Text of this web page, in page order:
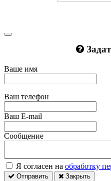
Ваше имя
Ваш телефон
Ваш E-mail
Сообщение
Я согласен на обработку
Отправить Закрыть